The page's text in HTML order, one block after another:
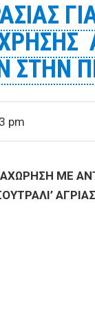
pm
ΜΕ
ΑΓΡΙΑΣ
ΓΙΑ ΤΗΝ